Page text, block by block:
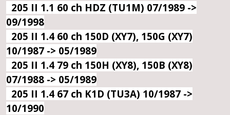
205 II 1.1 60 ch HDZ (TU1M) 07/1989 ->
09/1998
205 II 1.4 60 ch 150D (XY7), 150G (XY7)
10/1987 -> 05/1989
205 II 1.4 79 ch 150H (XY8), 150B (XY8)
07/1988 -> 05/1989
205 II 1.4 67 ch K1D (TU3A) 10/1987 ->
10/1990